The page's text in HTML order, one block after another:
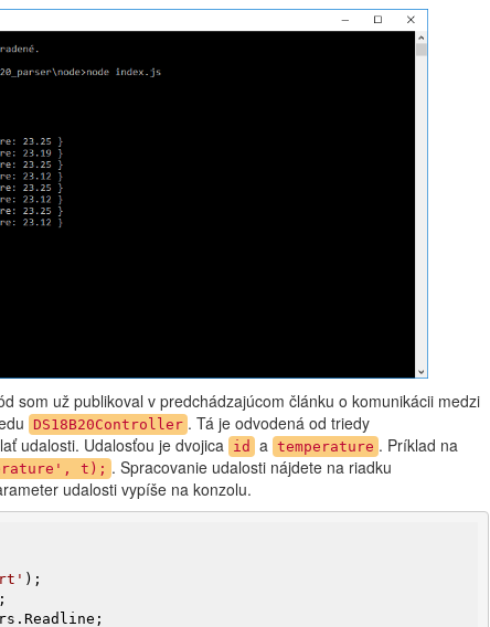
som už publikoval v predchádzajúcom článku o komunikácii medzi
DS18B20Controller . Tá je odvodená od triedy
udalosti. Udalosťou je dvojica id a temperature . Príklad na
t); . Spracovanie udalosti nájdete na riadku
udalosti vypíše na konzolu.